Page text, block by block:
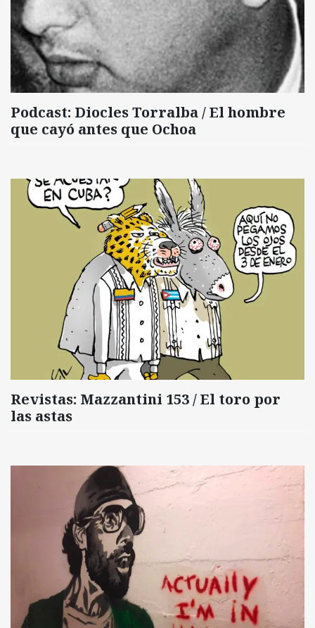
Podcast: Diocles Torralba / El hombre
que cayó antes que Ochoa
Revistas: Mazzantini 153 / El toro por
las astas